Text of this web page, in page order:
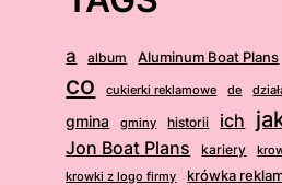
a album Aluminum Boat Plans
co cukierki reklamowe de
gmina
gminy historii ich
Jon Boat Plans kariery
krowki z logo firmy
krówka